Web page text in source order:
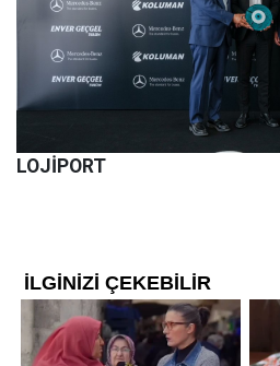
LOJİPORT